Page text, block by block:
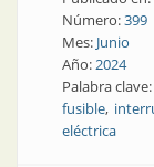
Número:399
Mes: Junio
Año:2024
Palabra clave:
fusible
eléctrica